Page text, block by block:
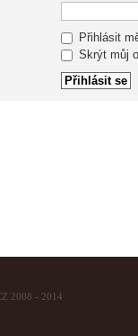
Přihlásit
Skrýt můj
2008 - 2014